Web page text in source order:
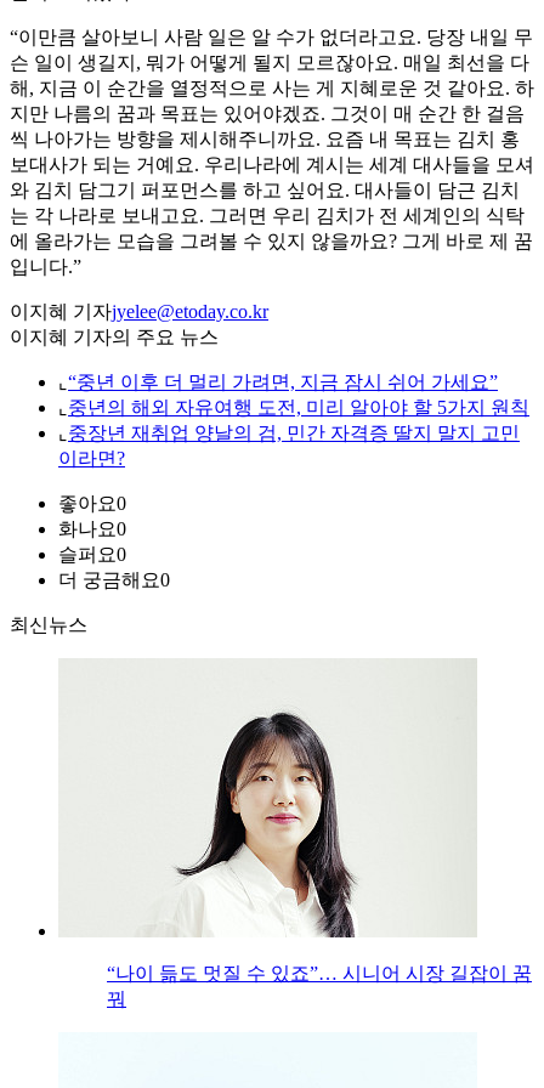
“이만큼 살아보니 사람 일은 알 수가 없더라고요. 당장 내일 무
슨 일이 생길지, 뭐가 어떻게 될지 모르잖아요. 매일 최선을 다
해, 지금 이 순간을 열정적으로 사는 게 지혜로운 것 같아요. 하
지만 나름의 꿈과 목표는 있어야겠죠. 그것이 매 순간 한 걸음
씩 나아가는 방향을 제시해주니까요. 요즘 내 목표는 김치 홍
보대사가 되는 거예요. 우리나라에 계시는 세계 대사들을 모셔
와 김치 담그기 퍼포먼스를 하고 싶어요. 대사들이 담근 김치
는 각 나라로 보내고요. 그러면 우리 김치가 전 세계인의 식탁
에 올라가는 모습을 그려볼 수 있지 않을까요? 그게 바로 제 꿈
입니다.”
이지혜 기자jyelee@etoday.co.kr
이지혜 기자의 주요 뉴스
⌞ “중년 이후 더 멀리 가려면, 지금 잠시 쉬어 가세요”
⌞ 중년의 해외 자유여행 도전, 미리 알아야 할 5가지 원칙
⌞ 중장년 재취업 양날의 검, 민간 자격증 딸지 말지 고민
이라면?
좋아요0
화나요0
슬퍼요0
더 궁금해요0
최신뉴스
“나이 듦도 멋질 수 있죠”… 시니어 시장 길잡이 꿈
꿔